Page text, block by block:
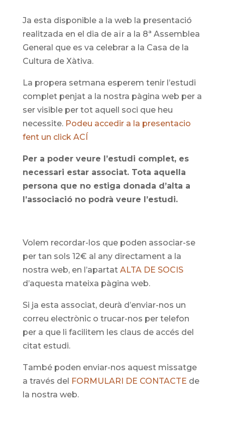
Ja esta disponible a la web la presentació
realitzada en el dia de aïr a la 8ª Assemblea
General que es va celebrar a la Casa de la
Cultura de Xàtiva.
La propera setmana esperem tenir l’estudi
complet penjat a la nostra pàgina web per a
ser visible per tot aquell soci que heu
necessite. Podeu accedir a la presentacio
fent un click ACÍ
Per a poder veure l’estudi complet, es
necessari estar associat. Tota aquella
persona que no estiga donada d’alta a
l’associació no podrà veure l’estudi.
Volem recordar-los que poden associar-se
per tan sols 12€ al any directament a la
nostra web, en l’apartat ALTA DE SOCIS
d’aquesta mateixa pàgina web.
Si ja esta associat, deurà d’enviar-nos un
correu electrònic o trucar-nos per telefon
per a que li facilitem les claus de accés del
citat estudi.
També poden enviar-nos aquest missatge
a través del FORMULARI DE CONTACTE de
la nostra web.